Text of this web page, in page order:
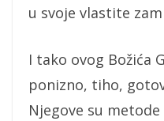
u svoje vlastite
I tako ovog Božića
ponizno, tiho,
Njegove su